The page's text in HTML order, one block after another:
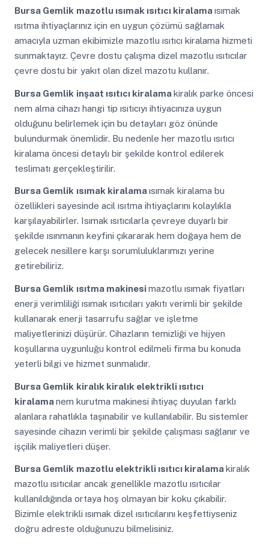
Bursa Gemlik mazotlu ısımak ısıtıcı kiralamaısımak
ısıtma ihtiyaçlarınız için en uygun çözümü sağlamak
amacıyla uzman ekibimizle mazotlu ısıtıcı kiralama hizmeti
sunmaktayız. Çevre dostu çalışma dizel mazotlu ısıtıcılar
çevre dostu bir yakıt olan dizel mazotu kullanır.
Bursa Gemlik inşaat ısıtıcı kiralamakiralık parke öncesi
nem alma cihazı hangi tip ısıtıcıyı ihtiyacınıza uygun
olduğunu belirlemek için bu detayları göz önünde
bulundurmak önemlidir. Bu nedenle her mazotlu ısıtıcı
kiralama öncesi detaylı bir şekilde kontrol edilerek
teslimatı gerçekleştirilir.
Bursa Gemlik ısımak kiralamaısımak kiralama bu
özellikleri sayesinde acil ısıtma ihtiyaçlarını kolaylıkla
karşılayabilirler. Isımak ısıtıcılarla çevreye duyarlı bir
şekilde ısınmanın keyfini çıkararak hem doğaya hem de
gelecek nesillere karşı sorumluluklarımızı yerine
getirebiliriz.
Bursa Gemlik ısıtma makinesimazotlu ısımak fiyatları
enerji verimliliği ısımak ısıtıcıları yakıtı verimli bir şekilde
kullanarak enerji tasarrufu sağlar ve işletme
maliyetlerinizi düşürür. Cihazların temizliği ve hijyen
koşullarına uygunluğu kontrol edilmeli firma bu konuda
yeterli bilgi ve hizmet sunmalıdır.
Bursa Gemlik kiralık kiralık elektrikli ısıtıcı
kiralamanem kurutma makinesi ihtiyaç duyulan farklı
alanlara rahatlıkla taşınabilir ve kullanılabilir. Bu sistemler
sayesinde cihazın verimli bir şekilde çalışması sağlanır ve
işçilik maliyetleri düşer.
Bursa Gemlik mazotlu elektrikli ısıtıcı kiralamakiralık
mazotlu ısıtıcılar ancak genellikle mazotlu ısıtıcılar
kullanıldığında ortaya hoş olmayan bir koku çıkabilir.
Bizimle elektrikli ısımak dizel ısıtıcılarını keşfettiyseniz
doğru adreste olduğunuzu bilmelisiniz.